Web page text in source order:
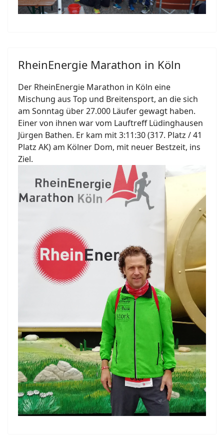
RheinEnergie Marathon in Köln
Der RheinEnergie Marathon in Köln eine
Mischung aus Top und Breitensport, an die sich
am Sonntag über 27.000 Läufer gewagt haben.
Einer von ihnen war vom Lauftreff Lüdinghausen
Jürgen Bathen. Er kam mit 3:11:30 (317. Platz / 41
Platz AK) am Kölner Dom, mit neuer Bestzeit, ins
Ziel.